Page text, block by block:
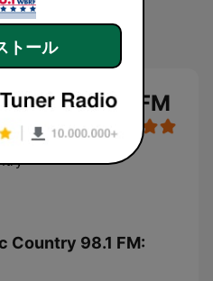
98.1 FM
Country 98.1 FM:
トール